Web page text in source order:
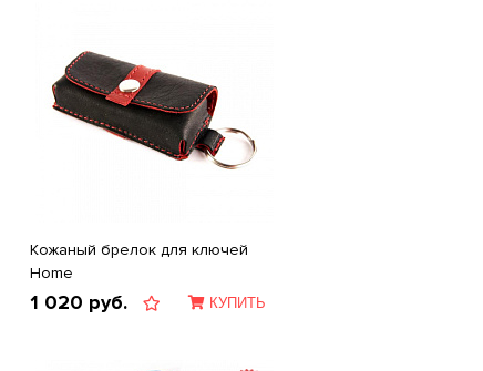
Кожаный брелок для ключей
Home
1 020 руб. КУПИТЬ